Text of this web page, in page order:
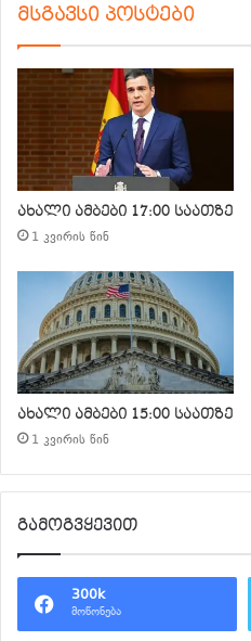
მსგავსი პოსტები
ახალი ამბები 17:00 საათზე
1 კვირის წინ
ახალი ამბები 15:00 საათზე
1 კვირის წინ
გამოგვყევით
300k
მოწონება